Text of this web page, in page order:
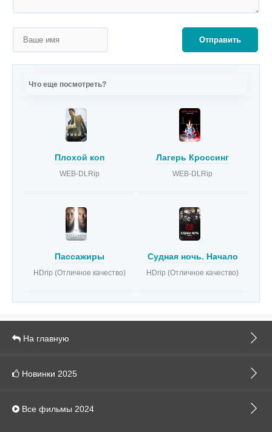
Отправить
Что еще посмотреть?
Плохой коп
WEB-DLRip
Лагерь Кроссинг
WEB-DLRip
Пассажиры
HDrip (Отличное качество)
Судная ночь. Начало
HDrip (Отличное качество)
На главную
Новинки 2025
Все фильмы 2024